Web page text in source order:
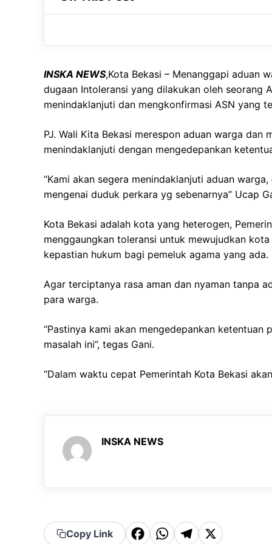
INSKA NEWS,Kota Bekasi – Menanggapi aduan
dugaan Intoleransi yang dilakukan oleh seorang
menindaklanjuti dan mengkonfirmasi ASN yang
PJ. Wali Kita Bekasi merespon aduan warga
menindaklanjuti dengan mengedepankan
“Kami akan segera menindaklanjuti aduan
mengenai duduk perkara yg sebenarnya” Ucap
Kota Bekasi adalah kota yang heterogen,
menggaungkan toleransi untuk mewujudkan
kepastian hukum bagi pemeluk agama yang ada.
Agar terciptanya rasa aman dan nyaman tanpa
para warga.
“Pastinya kami akan mengedepankan
masalah ini”, tegas Gani.
“Dalam waktu cepat Pemerintah Kota Bekasi
INSKA NEWS
Copy Link
F
W T
X